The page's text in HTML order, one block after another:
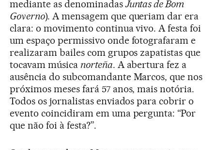
mediante as denominadasJuntas de Bom
Governo). A mensagem que queriam dar era
clara: o movimento continua vivo. A festa foi
um espaço permissivo onde fotografaram e
realizaram bailes com grupos zapatistas que
tocavam música norteña. A abertura fez a
ausência do subcomandante Marcos, que nos
próximos meses fará 57 anos, mais notória.
Todos os jornalistas enviados para cobrir o
evento coincidiram em uma pergunta: “Por
que não foi à festa?”.